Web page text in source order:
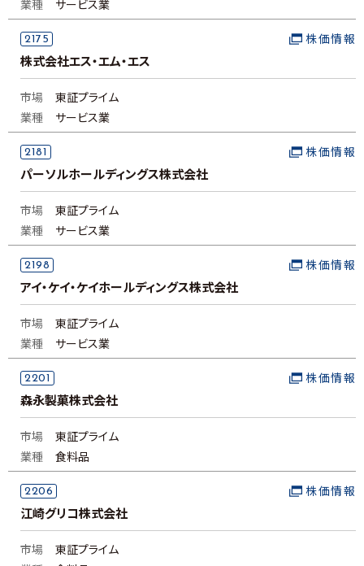
業種
サービス業
2175
株式会社エス・エム・エス
株価情報
市場
東証プライム
業種
サービス業
2181
パーソルホールディングス株式会社
株価情報
市場
東証プライム
業種
サービス業
2198
アイ・ケイ・ケイホールディングス株式会社
株価情報
市場
東証プライム
業種
サービス業
2201
森永製菓株式会社
株価情報
市場
東証プライム
業種
食料品
2206
江崎グリコ株式会社
株価情報
市場
東証プライム